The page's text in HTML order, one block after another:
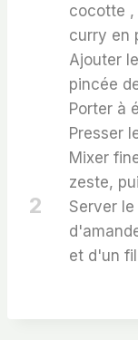
cocotte ,
curry en
Ajouter
pincée
Porter à
Presser
Mixer
zeste,
2
Server
et d'un